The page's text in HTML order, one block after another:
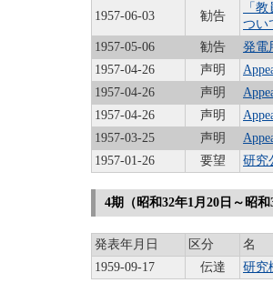
1957-06-03 勧告
「
つい
1957-05-06
勧告
発電
1957-04-26
声明
1957-04-26
声明
1957-04-26
声明
1957-03-25
声明
1957-01-26
要望 研究
4期（昭和32年1月20日～昭
発表年月日 区分
1959-09-17
伝達 研究